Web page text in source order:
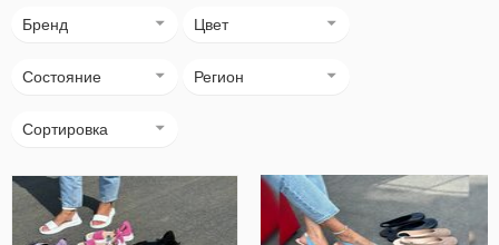
Бренд Цвет
Состояние Регион
Сортировка